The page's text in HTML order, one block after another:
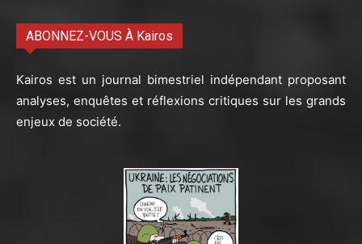
ABONNEZ-VOUS À Kairos
Kairos est un journal bimestriel indépendant proposant
analyses, enquêtes et réflexions critiques sur les grands
enjeux de société.